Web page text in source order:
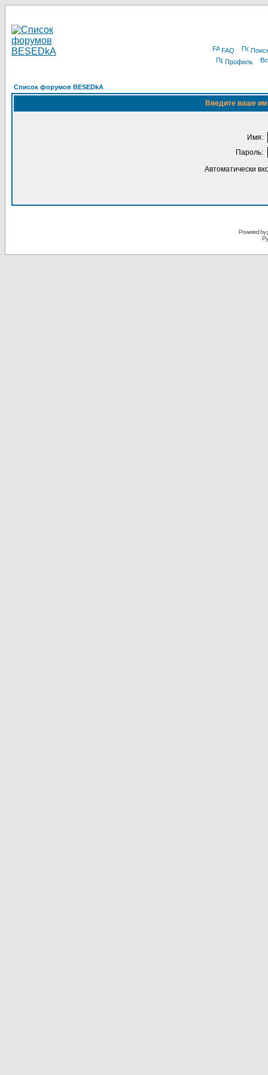
FAQ
Профиль
Список форумов BESEDkA
Введите ваше
Имя:
Пароль:
Автоматически
Powered by